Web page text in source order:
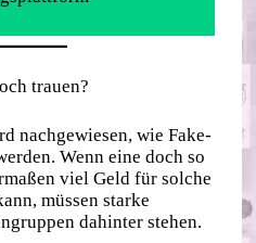
trauen?
nachgewiesen, wie Fake-
Wenn eine doch so
viel Geld für solche
müssen starke
dahinter stehen.